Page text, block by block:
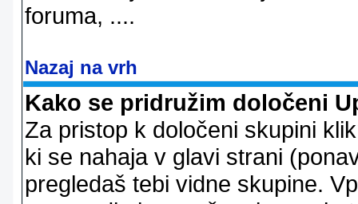
foruma, ....
Nazaj na vrh
Kako se pridružim določeni
Za pristop k določeni skupini
ki se nahaja v glavi strani
pregledaš tebi vidne skupine.